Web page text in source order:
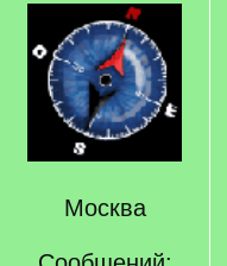
Москва